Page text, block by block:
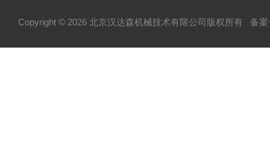
Copyright © 2026 北京汉达森机械技术有限公司版权所有 备案